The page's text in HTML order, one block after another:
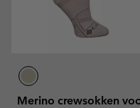
Merino crewsokken